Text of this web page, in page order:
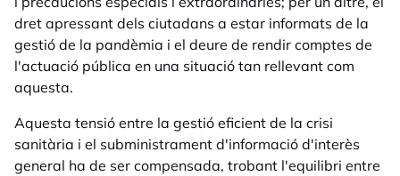
dret apressant dels ciutadans a estar informats de la
gestió de la pandèmia i el deure de rendir comptes de
l'actuació pública en una situació tan rellevant com
aquesta.
Aquesta tensió entre la gestió eficient de la crisi
sanitària i el subministrament d'informació d'interès
general ha de ser compensada, trobant l'equilibri entre